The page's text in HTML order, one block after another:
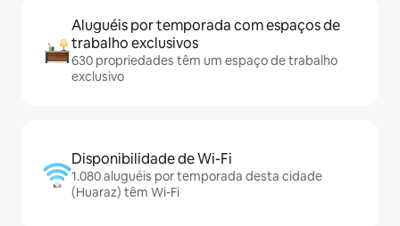
Aluguéis por temporada com espaços de
trabalho exclusivos
630 propriedades têm um espaço de trabalho
exclusivo
Disponibilidade de Wi-Fi
1.080 aluguéis por temporada desta cidade
(Huaraz) têm Wi-Fi